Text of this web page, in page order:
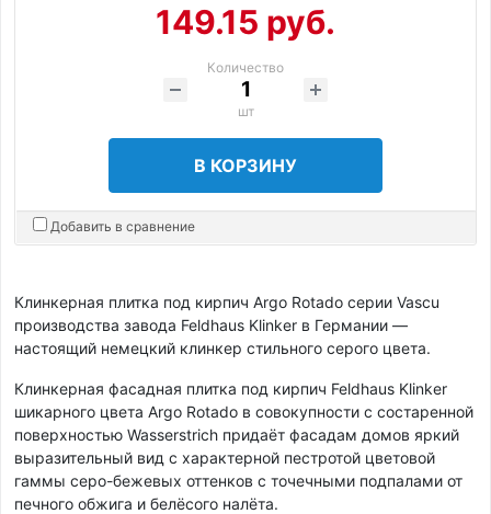
149.15 руб.
Количество
шт
В КОРЗИНУ
Добавить в сравнение
Клинкерная плитка под кирпич Argo Rotado серии Vascu
производства завода Feldhaus Klinker в Германии —
настоящий немецкий клинкер стильного серого цвета.
Клинкерная фасадная плитка под кирпич Feldhaus Klinker
шикарного цвета Argo Rotado в совокупности с состаренной
поверхностью Wasserstrich придаёт фасадам домов яркий
выразительный вид с характерной пестротой цветовой
гаммы серо-бежевых оттенков с точечными подпалами от
печного обжига и белёсого налёта.